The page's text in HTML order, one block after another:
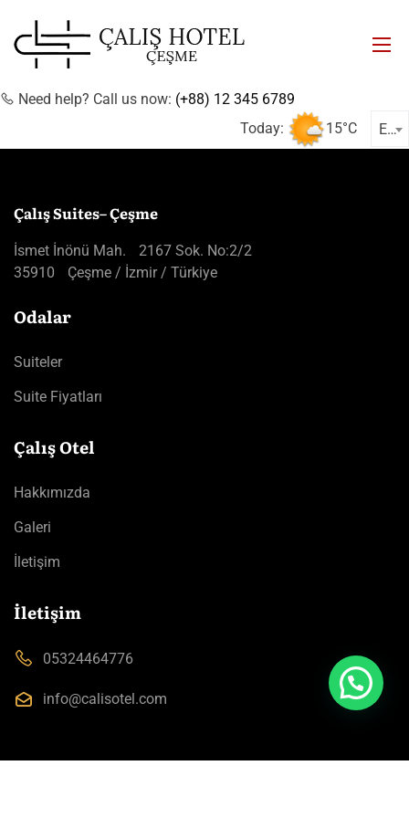
Need help? Call us now: (+88) 12 345 6789
Today:
15°C EN
Çalış Suites– Çeşme
İsmet İnönü Mah. 2167 Sok. No:2/2
35910 Çeşme / İzmir / Türkiye
Odalar
Suiteler
Suite Fiyatları
Çalış Otel
Hakkımızda
Galeri
İletişim
İletişim
05324464776
info@calisotel.com